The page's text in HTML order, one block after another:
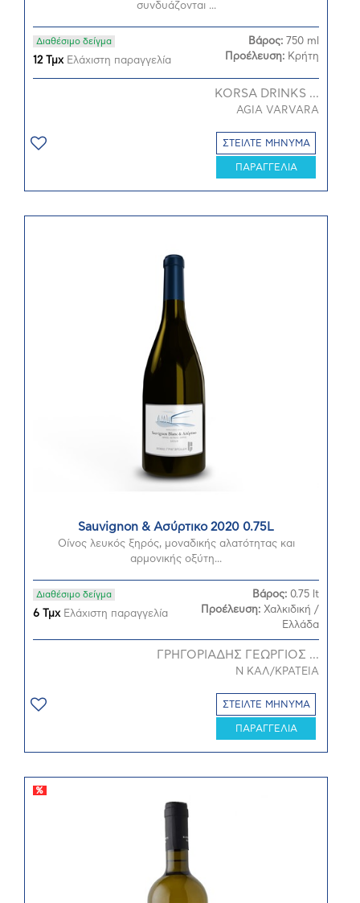
συνδυάζονται ...
Διαθέσιμο δείγμα
12 ΤμχΕλάχιστη παραγγελία
Βάρος: 750 ml
Προέλευση: Κρήτη
KORSA DRINKS ...
AGIA VARVARA
ΣΤΕΙΛΤΕ ΜΗΝΥΜΑ
ΠΑΡΑΓΓΕΛΙΑ
Sauvignon & Ασύρτικο 2020 0.75L
Οίνος λευκός ξηρός, μοναδικής αλατότητας και
αρμονικής οξύτη...
Διαθέσιμο δείγμα
6 ΤμχΕλάχιστη παραγγελία
Βάρος: 0.75 lt
Προέλευση: Χαλκιδική /
Ελλάδα
ΓΡΗΓΟΡΙΑΔΗΣ ΓΕΩΡΓΙΟΣ ...
Ν ΚΑΛ/ΚΡΑΤΕΙΑ
ΣΤΕΙΛΤΕ ΜΗΝΥΜΑ
ΠΑΡΑΓΓΕΛΙΑ